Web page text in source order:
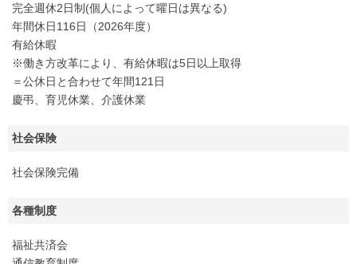
完全週休2日制(個人によって曜日は異なる)
年間休日116日（2026年度）
有給休暇
※働き方改革により、有給休暇は5日以上取得
＝公休日と合わせて年間121日
慶弔、育児休業、介護休業
社会保険
社会保険完備
各種制度
福祉共済会